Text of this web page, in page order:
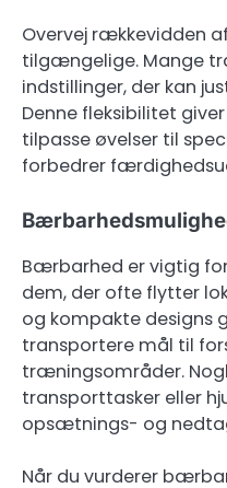
Overvej rækkevidden
tilgængelige. Mange
indstillinger, der kan
Denne fleksibilitet
tilpasse øvelser til
forbedrer
Bærbarhed er vigtig
dem, der ofte flytter
og kompakte designs
transportere mål til
træningsområder.
transporttasker eller
opsætnings- og
Når du vurderer